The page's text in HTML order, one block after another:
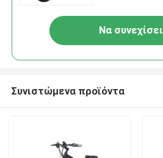
Να συνεχίσει
Συνιστώμενα προϊόντα